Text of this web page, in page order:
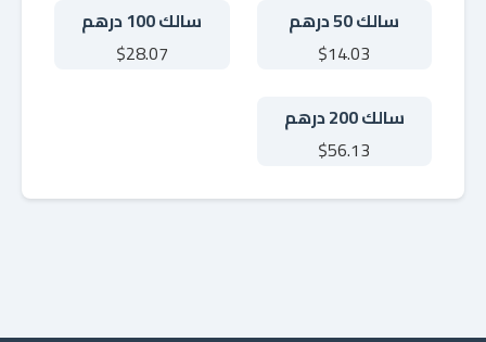
سالك 50 درهم
$14.03
سالك 100 درهم
$28.07
سالك 200 درهم
$56.13